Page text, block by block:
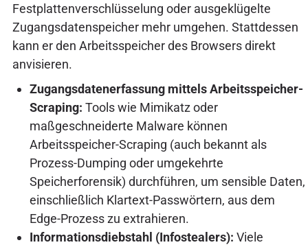
Festplattenverschlüsselung oder ausgeklügelte
Zugangsdatenspeicher mehr umgehen. Stattdessen
kann er den Arbeitsspeicher des Browsers direkt
anvisieren.
Zugangsdatenerfassung mittels Arbeitsspeicher-
Scraping: Tools wie Mimikatz oder
maßgeschneiderte Malware können
Arbeitsspeicher-Scraping (auch bekannt als
Prozess-Dumping oder umgekehrte
Speicherforensik) durchführen, um sensible Daten,
einschließlich Klartext-Passwörtern, aus dem
Edge-Prozess zu extrahieren.
Informationsdiebstahl (Infostealers): Viele